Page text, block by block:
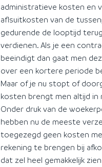
administratieve kosten en
aflsuitkosten van de
gedurende de looptijd
verdienen. Als je een
beeindigt dan gaat men
over een kortere periode
Maar of je nu stopt of
kosten brengt men altijd in
Onder druk van de
hebben nu de meeste
toegezegd geen kosten
rekening te brengen bij
dat zel heel gemakkelijk